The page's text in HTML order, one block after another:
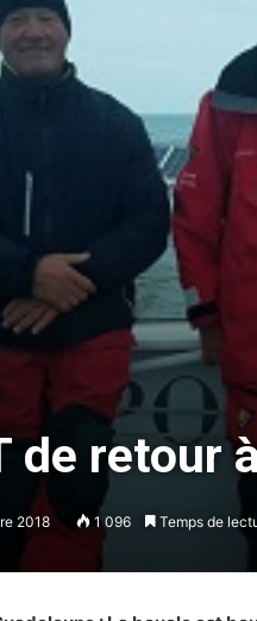
de retour
2018 1 096 Temps de